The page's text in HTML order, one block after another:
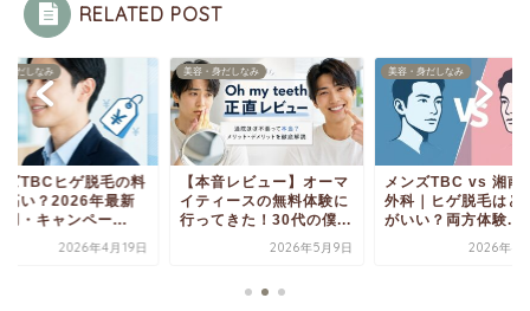
RELATED POST
身だしなみ
音レビュー】オーマ
ィースの無料体験に
てきた！30代の僕...
2026年5月9日
美容・身だしなみ
メンズTBC vs 湘南美容
外科｜ヒゲ脱毛はどっち
がいい？両方体験...
2026年4月19日
美容・身だしなみ
メンズTBCヒゲ脱
金は高い？2026年
の費用・キャンペー
2026年4